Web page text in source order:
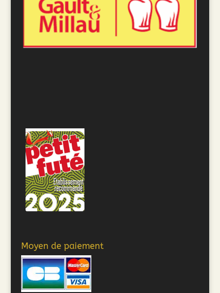
Moyen de paiement